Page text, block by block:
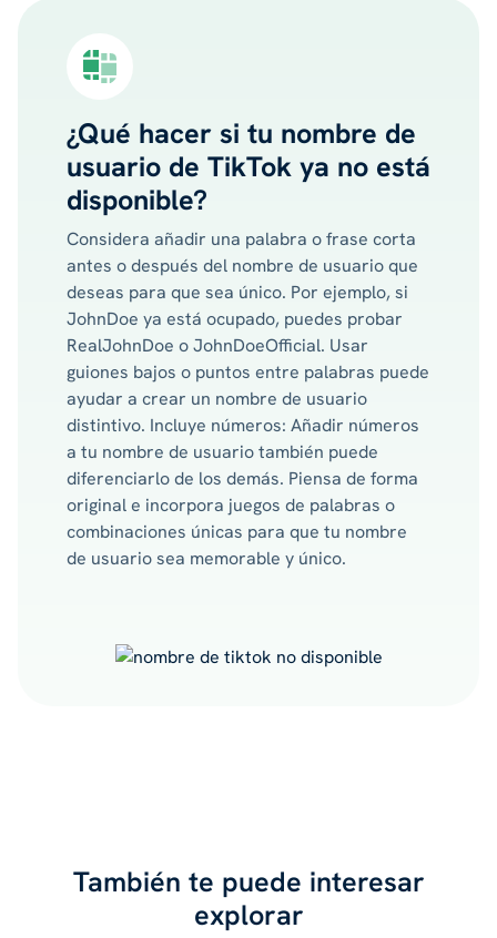
¿Qué hacer si tu nombre de
usuario de TikTok ya no está
disponible?
Considera añadir una palabra o frase corta
antes o después del nombre de usuario que
deseas para que sea único. Por ejemplo, si
JohnDoe ya está ocupado, puedes probar
RealJohnDoe o JohnDoeOfficial. Usar
guiones bajos o puntos entre palabras puede
ayudar a crear un nombre de usuario
distintivo. Incluye números: Añadir números
a tu nombre de usuario también puede
diferenciarlo de los demás. Piensa de forma
original e incorpora juegos de palabras o
combinaciones únicas para que tu nombre
de usuario sea memorable y único.
También te puede interesar
explorar